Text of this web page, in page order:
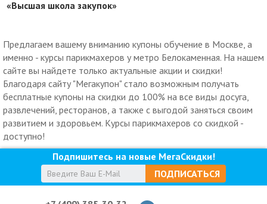
«Высшая школа закупок»
Предлагаем вашему вниманию купоны обучение в Москве, а
именно - курсы парикмахеров у метро Белокаменная. На нашем
сайте вы найдете только актуальные акции и скидки!
Благодаря сайту "Мегакупон" стало возможным получать
бесплатные купоны на скидки до 100% на все виды досуга,
развлечений, ресторанов, а также с выгодой заняться своим
развитием и здоровьем. Курсы парикмахеров со скидкой -
доступно!
Подпишитесь на новые МегаСкидки!
ПОДПИСАТЬСЯ